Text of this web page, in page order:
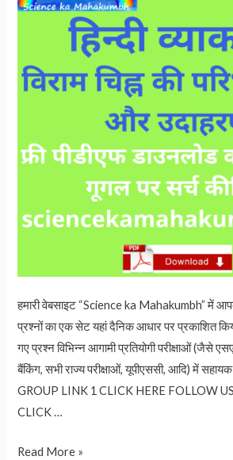
हमारी वेबसाइट “Science ka Mahakumbh” में
प्रश्नों का एक सेट यहां दैनिक आधार पर प्रकाशित
गए प्रश्न विभिन्न आगामी प्रतियोगी परीक्षाओं (जैसे
बैंकिंग, सभी राज्य परीक्षाओं, यूपीएससी, आदि) में
GROUP LINK 1 CLICK HERE FOLLOW
CLICK …
विराम
Read More »